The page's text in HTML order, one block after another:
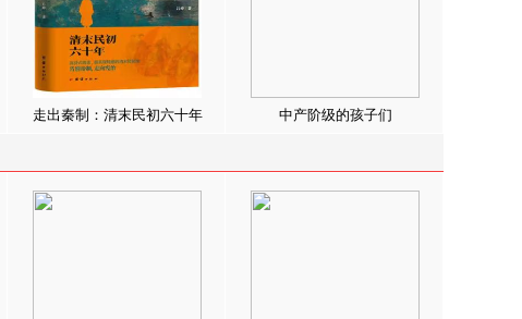
走出秦制：清末民初六十年 中产阶级的孩子们